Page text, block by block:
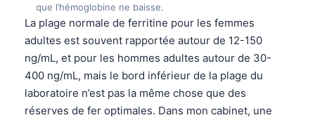
que l’hémoglobine ne baisse.
La plage normale de ferritine pour les femmes
adultes est souvent rapportée autour de 12-150
ng/mL, et pour les hommes adultes autour de 30-
400 ng/mL, mais le bord inférieur de la plage du
laboratoire n’est pas la même chose que des
réserves de fer optimales. Dans mon cabinet, une